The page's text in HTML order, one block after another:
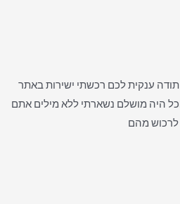
ענקית לכם רכשתי ישירות באתר
היה מושלם נשארתי ללא מילים אתם
לרכוש מהם